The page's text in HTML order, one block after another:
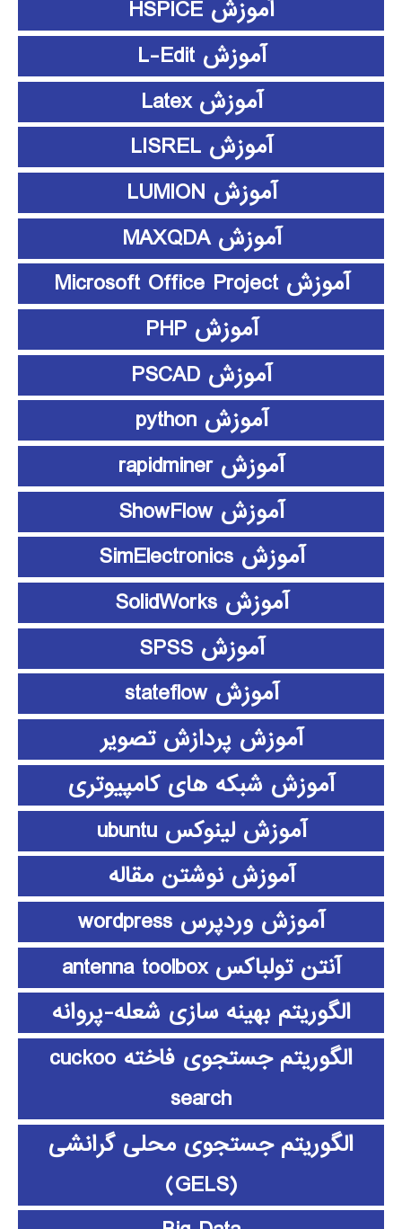
آموزش HSPICE
آموزش L-Edit
آموزش Latex
آموزش LISREL
آموزش LUMION
آموزش MAXQDA
آموزش Microsoft Office Project
آموزش PHP
آموزش PSCAD
آموزش python
آموزش rapidminer
آموزش ShowFlow
آموزش SimElectronics
آموزش SolidWorks
آموزش SPSS
آموزش stateflow
آموزش پردازش تصویر
آموزش شبکه های کامپیوتری
آموزش لینوکس ubuntu
آموزش نوشتن مقاله
آموزش وردپرس wordpress
آنتن تولباکس antenna toolbox
الگوریتم بهینه سازی شعله-پروانه
الگوریتم جستجوی فاخته cuckoo
search
الگوریتم جستجوی محلی گرانشی
(GELS)